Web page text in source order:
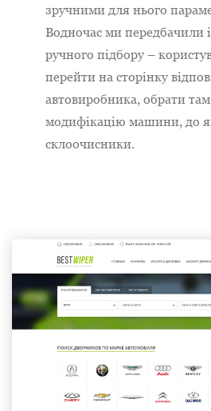
зручними для нього
Водночас ми передбачили
ручного підбору –
перейти на сторінку
автовиробника, обрати там
модифікацію машини, до
склоочисники.